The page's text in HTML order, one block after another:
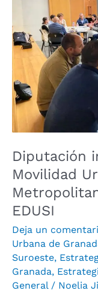
Diputación
Movilidad
EDUSI
Deja un
Urbana de
Suroeste,
Granada,
General/ Noelia
Movilidad
Urbana
Sostenible
Metropolitano
en
el
marco
las
EDUSI